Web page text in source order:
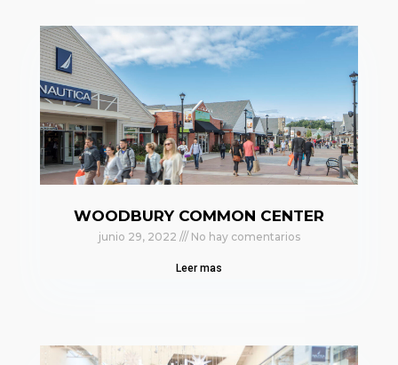
WOODBURY COMMON CENTER
junio 29, 2022 No hay comentarios
Leer mas